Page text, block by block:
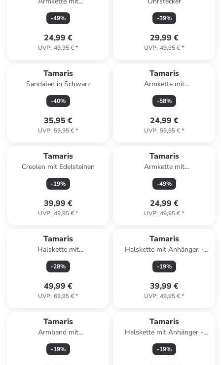
Schmuckelementen
-49%
24,99 €
UVP: 49,95 €*
-39%
29,99 €
UVP: 49,95 €*
Tamaris
Sandalen in Schwarz
-40%
35,95 €
UVP: 59,95 €*
Tamaris
Armkette mit
Schmuckelement
-58%
24,99 €
UVP: 59,95 €*
Tamaris
Creolen mit Edelsteinen
-19%
39,99 €
UVP: 49,95 €*
Tamaris
Armkette mit
Schmuckelementen
-49%
24,99 €
UVP: 49,95 €*
Tamaris
Halskette mit
Schmuckelement - (L)45 cm
-28%
49,99 €
UVP: 69,95 €*
Tamaris
Halskette mit Anhänger -
(L)45 cm
-19%
39,99 €
UVP: 49,95 €*
Tamaris
Armband mit
Schmuckelementen
-19%
Tamaris
Halskette mit Anhänger -
(L)45 cm
-19%